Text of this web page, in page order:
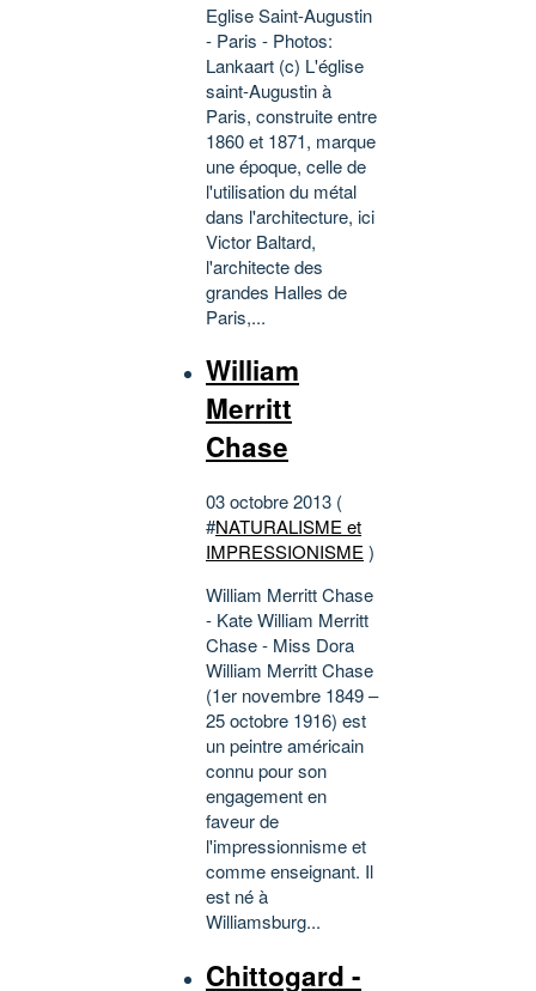
Eglise Saint-Augustin
- Paris - Photos:
Lankaart (c) L'église
saint-Augustin à
Paris, construite entre
1860 et 1871, marque
une époque, celle de
l'utilisation du métal
dans l'architecture, ici
Victor Baltard,
l'architecte des
grandes Halles de
Paris,...
William
Merritt
Chase
03 octobre 2013 (
#NATURALISME et
IMPRESSIONISME )
William Merritt Chase
- Kate William Merritt
Chase - Miss Dora
William Merritt Chase
(1er novembre 1849 –
25 octobre 1916) est
un peintre américain
connu pour son
engagement en
faveur de
l'impressionnisme et
comme enseignant. Il
est né à
Williamsburg...
Chittogard -